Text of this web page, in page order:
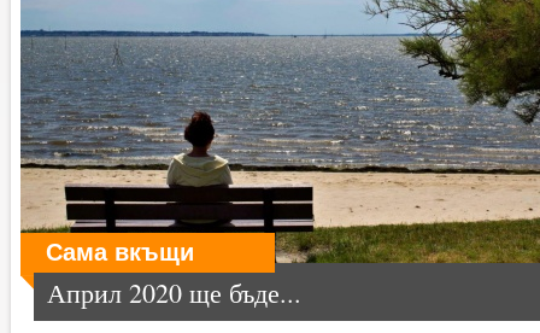
Сама вкъщи
Април 2020 ще бъде...